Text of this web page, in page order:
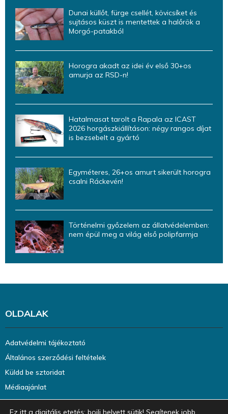
Dunai küllőt, fürge csellét, kövicsíket és
sujtásos küszt is mentettek a halőrök a
Morgó-patakból
Horogra akadt az idei év első 30+os
amurja az RSD-n!
Hatalmasat tarolt a Rapala az ICAST
2026 horgászkiállításon: négy rangos díjat
is bezsebelt a gyártó
Egyméteres, 26+os amurt sikerült horogra
csalni Ráckevén!
Történelmi győzelem az állatvédelemben:
nem épül meg a világ első polipfarmja
OLDALAK
Adatvédelmi tájékoztató
Általános szerződési feltételek
Küldd be sztoridat
Médiaajánlat
Ez itt a digitális etetés: bojli helyett sütik! Segítenek jobb